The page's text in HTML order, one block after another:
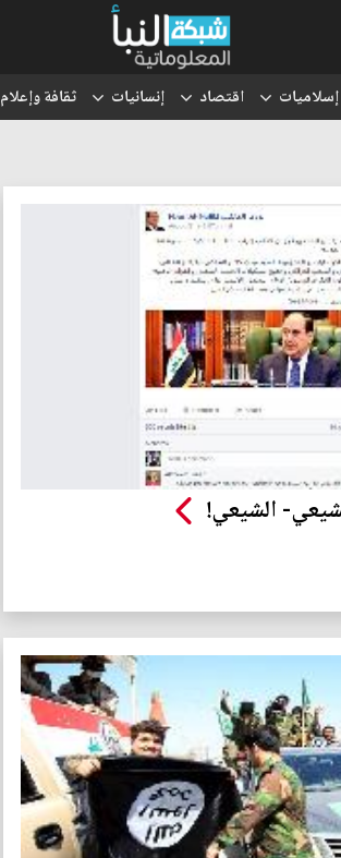
إسلاميات اقتصاد إنسانيات ثقافة وإعلام
الشيعي!